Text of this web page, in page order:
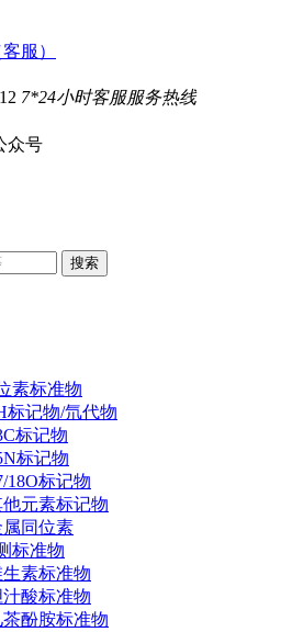
服）
7*24小时客服服务热线
众号
素标准物
标记物/氘代物
标记物
标记物
18O标记物
他元素标记物
属同位素
标准物
生素标准物
汁酸标准物
茶酚胺标准物